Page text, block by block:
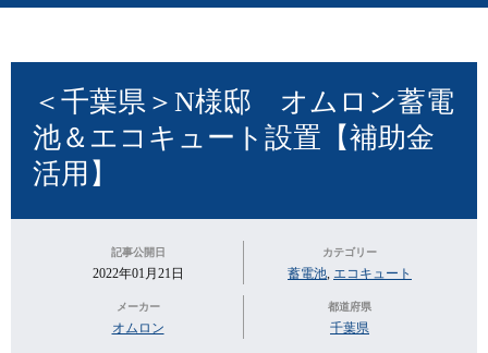
＜千葉県＞N様邸 オムロン蓄電
池＆エコキュート設置【補助金
活用】
記事公開日
2022年01月21日
カテゴリー
蓄電池 エコキュート
メーカー
オムロン
都道府県
千葉県